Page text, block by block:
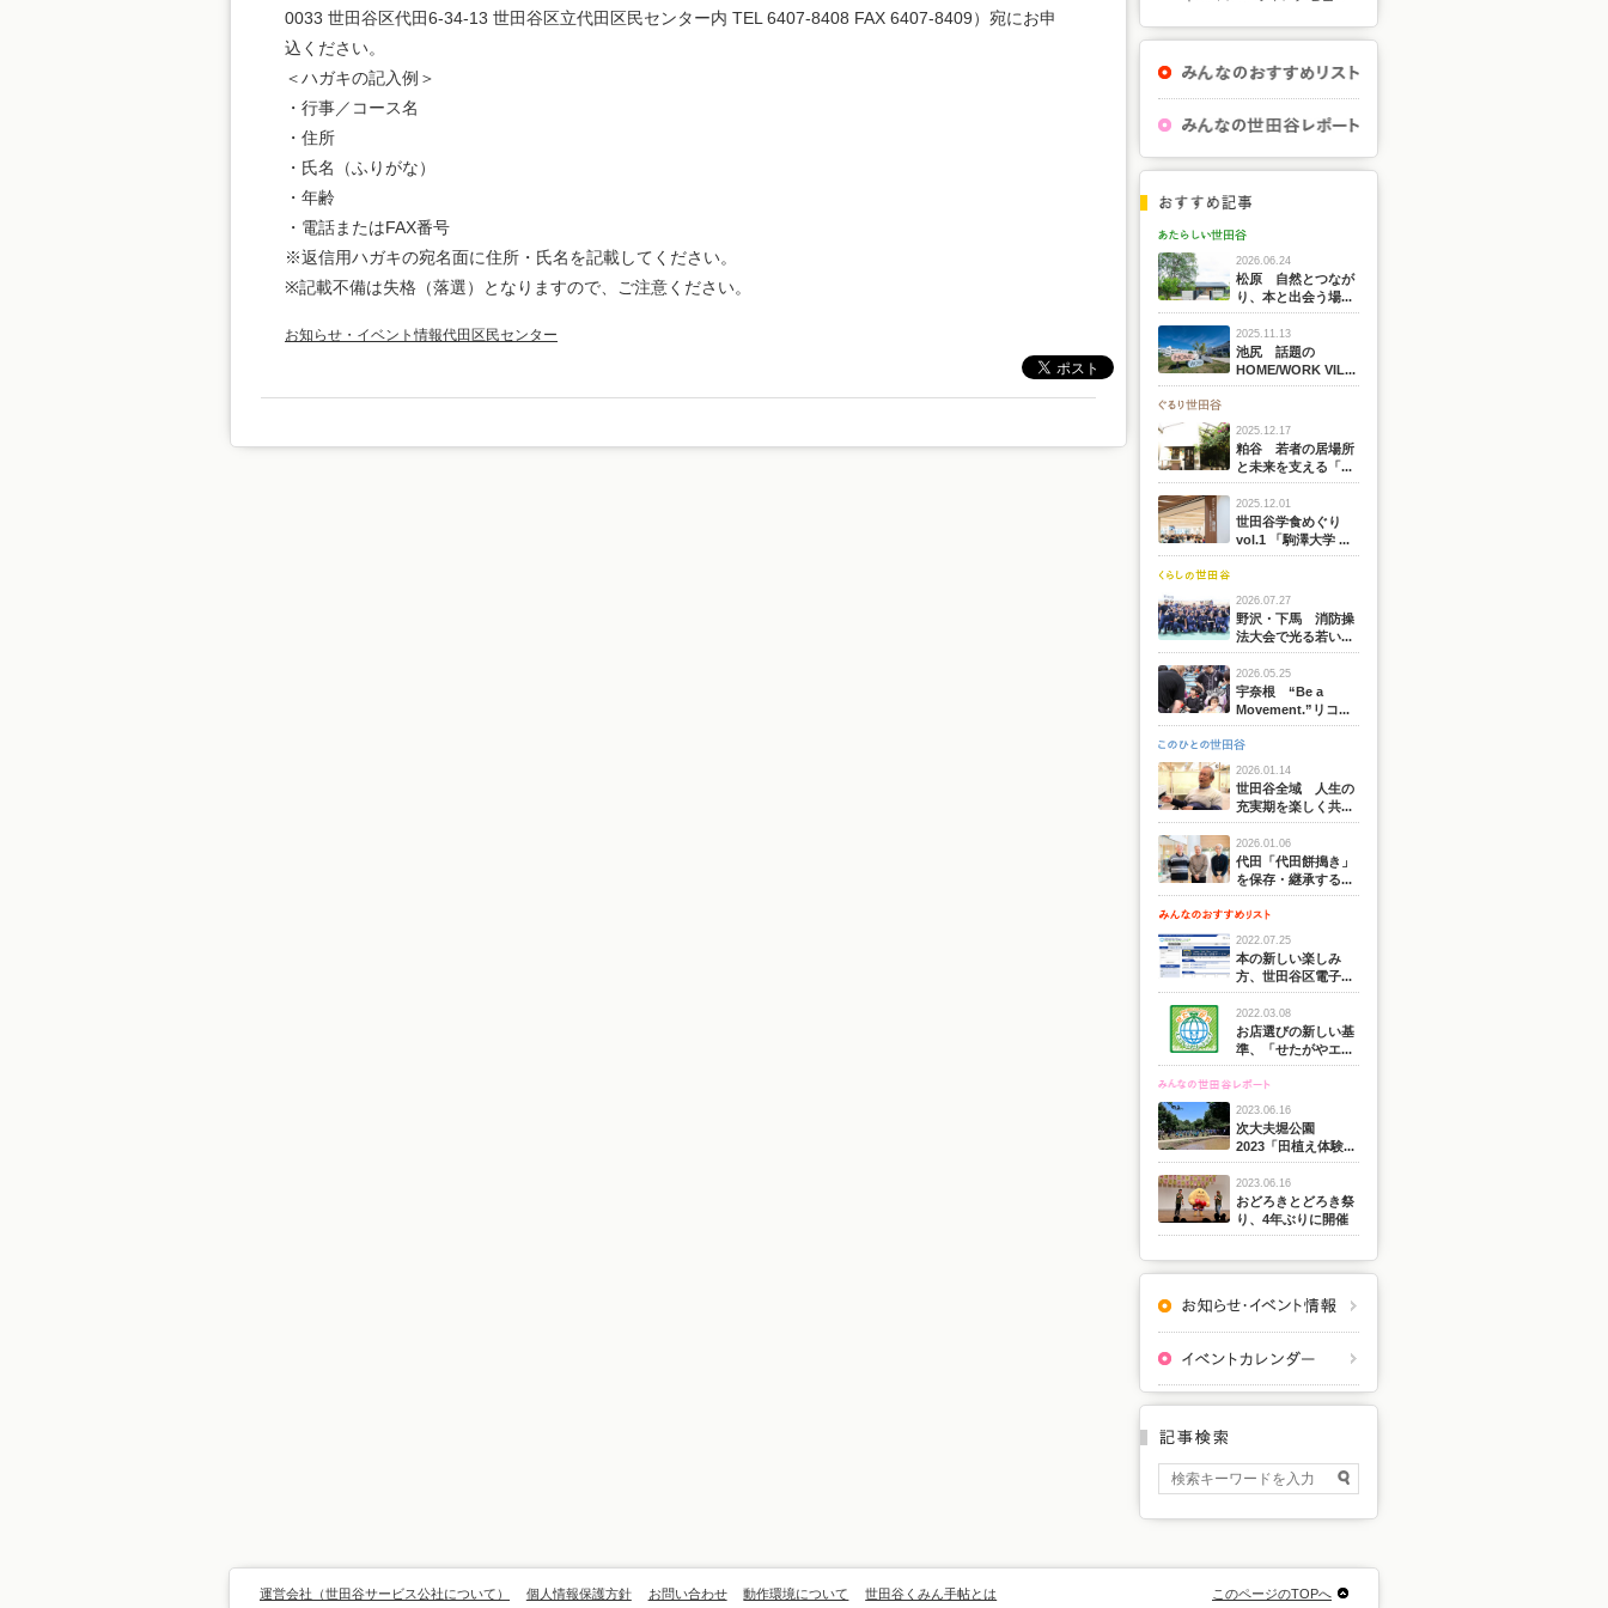
0033 世田谷区代田6-34-13 世田谷区立代田区民センター内 TEL 6407-8408 FAX 6407-8409）宛にお申
込ください。
＜ハガキの記入例＞
・行事／コース名
・住所
・氏名（ふりがな）
・年齢
・電話またはFAX番号
※返信用ハガキの宛名面に住所・氏名を記載してください。
※記載不備は失格（落選）となりますので、ご注意ください。
お知らせ・イベント情報代田区民センター
2026.06.24
松原 自然とつなが
り、本と出会う場...
2025.11.13
池尻 話題の
HOME/WORK VIL...
2025.12.17
粕谷 若者の居場所
と未来を支える「...
2025.12.01
世田谷学食めぐり
vol.1 「駒澤大学 ...
2026.07.27
野沢・下馬 消防操
法大会で光る若い...
2026.05.25
宇奈根 “Be a
Movement.”リコ...
2026.01.14
世田谷全域 人生の
充実期を楽しく共...
2026.01.06
代田「代田餅搗き」
を保存・継承する...
2022.07.25
本の新しい楽しみ
方、世田谷区電子...
2022.03.08
お店選びの新しい基
準、「せたがやエ...
2023.06.16
次大夫堀公園
2023「田植え体験...
2023.06.16
おどろきとどろき祭
り、4年ぶりに開催
運営会社（世田谷サービス公社について） 個人情報保護方針 お問い合わせ 動作環境について 世田谷くみん手帖とは このページのTOPへ